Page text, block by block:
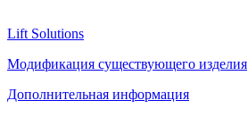
Lift Solutions
Модификация существующего изделия
Дополнительная информация